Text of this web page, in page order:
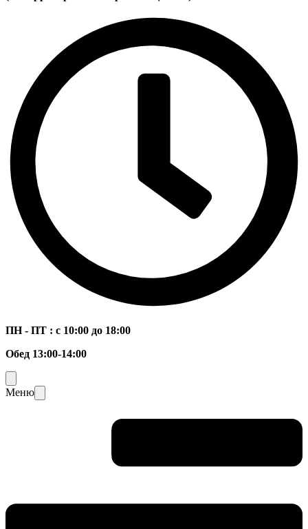
ПН - ПТ : с 10:00 до 18:00
Обед 13:00-14:00
Меню